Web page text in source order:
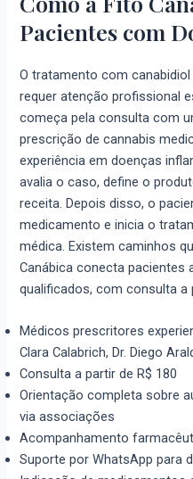
Pacientes com
O tratamento com
requer atenção profissional
começa pela consulta com
prescrição de cannabis
experiência em doenças
avalia o caso, define o
receita. Depois disso, o
medicamento e inicia o
médica. Existem caminhos
Canábica conecta pacientes
qualificados, com consulta a
Médicos prescritores
Clara Calabrich, Dr. Diego
Consulta a partir de R$ 180
Orientação completa sobre
via associações
Acompanhamento
Suporte por WhatsApp para